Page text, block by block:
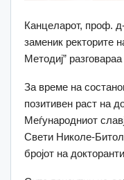
Канцеларот, проф.
заменик ректорите
Методиј”
За време на
позитивен раст на
Меѓународниот
Свети Николе-
бројот на